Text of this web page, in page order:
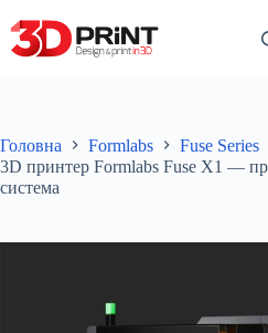
до
вмісту
Головна Formlabs
Fuse Series
3D принтер Formlabs Fuse X1 —
система